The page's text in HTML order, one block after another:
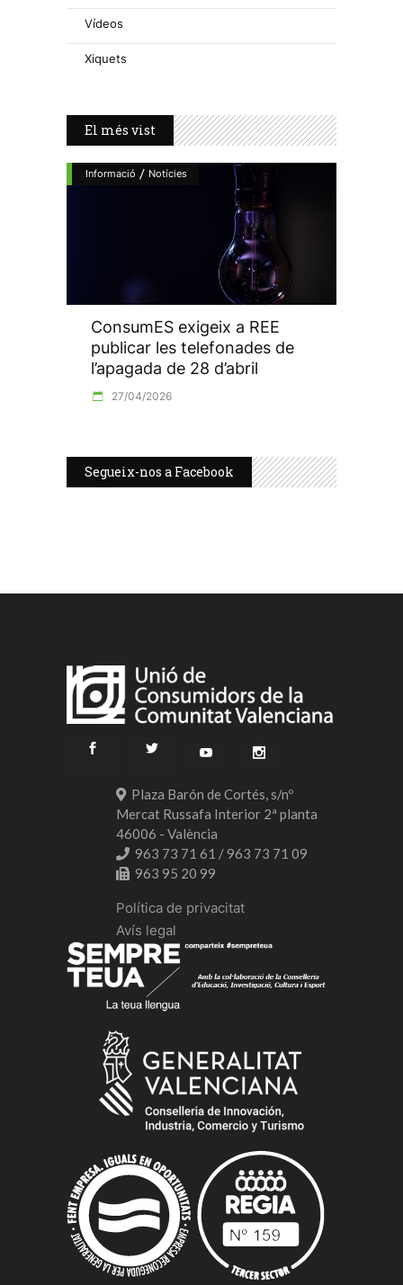
Vídeos
Xiquets
El més vist
Informació / Notícies
ConsumES exigeix a REE
publicar les telefonades de
l’apagada de 28 d’abril
27/04/2026
Segueix-nos a Facebook
Plaza Barón de Cortés, s/nº
Mercat Russafa Interior 2ª planta
46006 - València
963 73 71 61 / 963 73 71 09
963 95 20 99
Política de privacitat
Avís legal